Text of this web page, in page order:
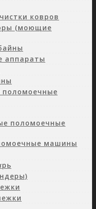
ковров
(моющие
аппараты
поломоечные
машины